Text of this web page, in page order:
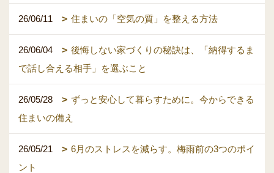
26/06/11 住まいの「空気の質」を整える方法
26/06/04
後悔しない家づくりの秘訣は、「納得するま
で話し合える相手」を選ぶこと
26/05/28
ずっと安心して暮らすために。今からできる
住まいの備え
26/05/21
6月のストレスを減らす。梅雨前の3つのポイ
ント